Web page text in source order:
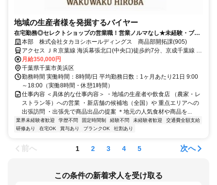
地域の生産者様を発掘するバイヤー
在宅勤務◎セレクトショップの営業職！営業ノルマなし★未経験・ブラ
ンクOK♪/インセンティブ・賞与あり
本部 株式会社タカヨシホールディングス 商品部開拓課(905)
アクセス ＪＲ京葉線 海浜幕張北口(中央口)徒歩約7分、京成千葉線 京
成幕張徒歩約22分、ＪＲ総武本線 幕張南口徒歩約24分
月給350,000円
千葉県千葉市美浜区
勤務時間 実働時間：8時間/日 平均勤務日数：1ヶ月あたり21日 9:00
～18:00（実働8時間・休憩1時間）
仕事内容 ＜具体的な仕事内容＞ ・地域の生産者や飲食店 （農家・レ
ストラン等）への営業 ・新店舗の候補地（全国）や 重点エリアへの
出張訪問 ・出張先で商品出品の提案 ＊地元の人気食材や商品を...
業界未経験者歓迎 学歴不問 固定時間制 経験不問 未経験者歓迎
交通費全額支給
研修あり
在宅OK 賞与あり ブランクOK 社割あり
前へ 1 2 3 4 5 次へ
この条件の新着求人を受け取る